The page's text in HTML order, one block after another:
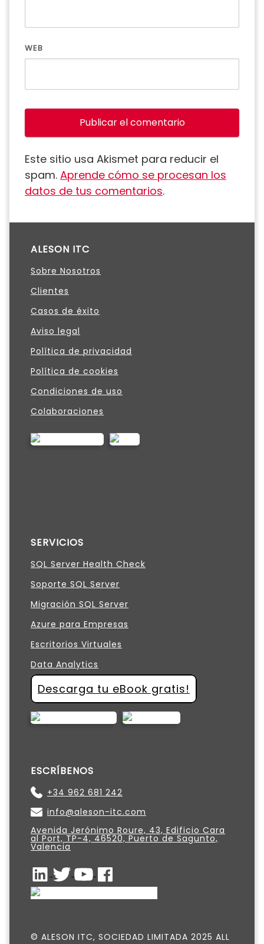
WEB
Este sitio usa Akismet para reducir el
spam. Aprende cómo se procesan los
datos de tus comentarios.
ALESON ITC
Sobre Nosotros
Clientes
Casos de éxito
Aviso legal
Política de privacidad
Política de cookies
Condiciones de uso
Colaboraciones
SERVICIOS
SQL Server Health Check
Soporte SQL Server
Migración SQL Server
Azure para Empresas
Escritorios Virtuales
Data Analytics
Descarga tu eBook gratis!
ESCRÍBENOS
+34 962 681 242
info@aleson-itc.com
Avenida Jerónimo Roure, 43, Edificio Cara
al Port, TP-4, 46520, Puerto de Sagunto,
Valencia
© ALESON ITC, SOCIEDAD LIMITADA 2025 ALL